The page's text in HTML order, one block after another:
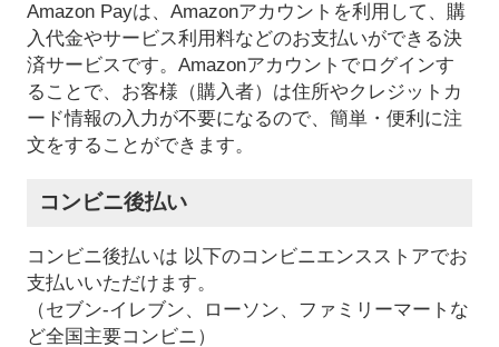
Amazon Payは、Amazonアカウントを利用して、購
入代金やサービス利用料などのお支払いができる決
済サービスです。Amazonアカウントでログインす
ることで、お客様（購入者）は住所やクレジットカ
ード情報の入力が不要になるので、簡単・便利に注
文をすることができます。
コンビニ後払い
コンビニ後払いは 以下のコンビニエンスストアでお
支払いいただけます。
（セブン-イレブン、ローソン、ファミリーマートな
ど全国主要コンビニ）